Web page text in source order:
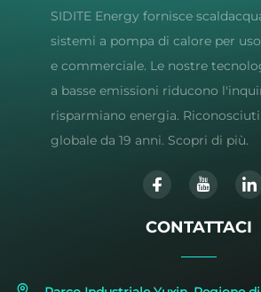
SIDITE Energy fornisce
sistemi a pompa di calore per
e commerciale. Le nostre
a basse emissioni riducono
risparmiano energia.
globale da 19 anni. Scopri di più.
CONTATTACI